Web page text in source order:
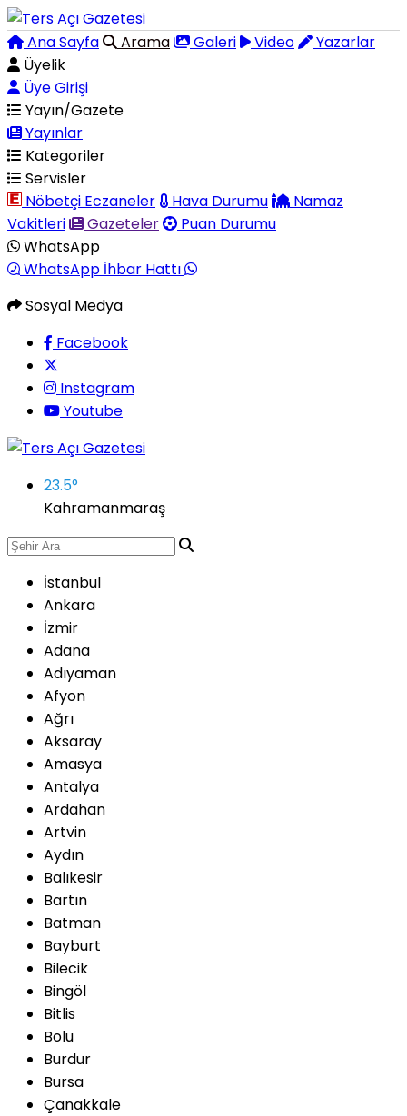
Ana Sayfa Arama Galeri Video
Yazarlar
Üyelik
Üye Girişi
Yayın/Gazete
Yayınlar
Kategoriler
Servisler
Nöbetçi Eczaneler
Hava Durumu
Namaz
Vakitleri
Gazeteler
Puan Durumu
WhatsApp
WhatsApp İhbar Hattı
Sosyal Medya
Facebook
Instagram
Youtube
23.5°
Kahramanmaraş
İstanbul
Ankara
İzmir
Adana
Adıyaman
Afyon
Ağrı
Aksaray
Amasya
Antalya
Ardahan
Artvin
Aydın
Balıkesir
Bartın
Batman
Bayburt
Bilecik
Bingöl
Bitlis
Bolu
Burdur
Bursa
Çanakkale